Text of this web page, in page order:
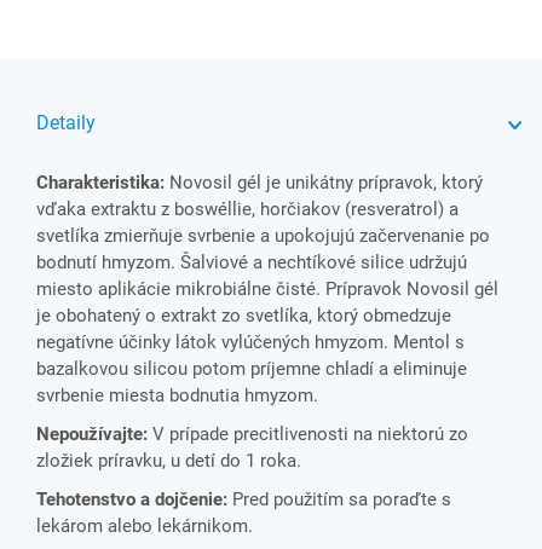
Detaily
Charakteristika: Novosil gél je unikátny prípravok, ktorý
vďaka extraktu z boswéllie, horčiakov (resveratrol) a
svetlíka zmierňuje svrbenie a upokojujú začervenanie po
bodnutí hmyzom. Šalviové a nechtíkové silice udržujú
miesto aplikácie mikrobiálne čisté. Prípravok Novosil gél
je obohatený o extrakt zo svetlíka, ktorý obmedzuje
negatívne účinky látok vylúčených hmyzom. Mentol s
bazalkovou silicou potom príjemne chladí a eliminuje
svrbenie miesta bodnutia hmyzom.
Nepoužívajte: V prípade precitlivenosti na niektorú zo
zložiek príravku, u detí do 1 roka.
Tehotenstvo a dojčenie: Pred použitím sa poraďte s
lekárom alebo lekárnikom.